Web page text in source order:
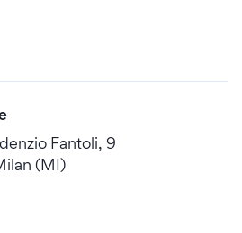
Fantoli, 9
(MI)